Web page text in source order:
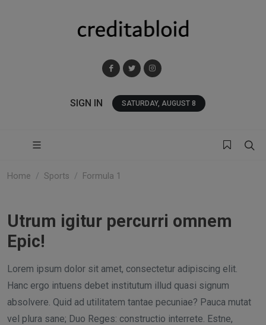
SIGN IN SATURDAY, AUGUST 8
Home Sports Formula 1
Utrum igitur percurri omnem
Epic!
Lorem ipsum dolor sit amet, consectetur adipiscing elit.
Hanc ergo intuens debet institutum illud quasi signum
absolvere. Quid ad utilitatem tantae pecuniae? Pauca mutat
vel plura sane; Duo Reges: constructio interrete. Estne,